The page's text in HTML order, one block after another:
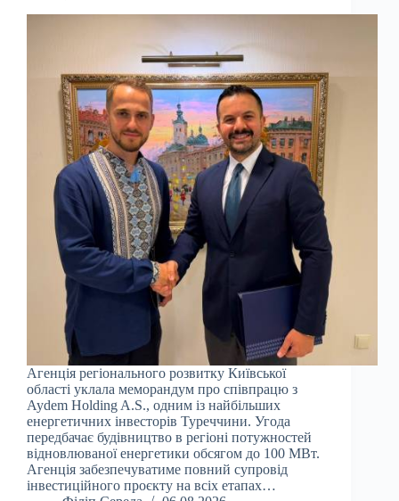
Агенція регіонального розвитку Київської
області уклала меморандум про співпрацю з
Aydem Holding A.S., одним із найбільших
енергетичних інвесторів Туреччини. Угода
передбачає будівництво в регіоні потужностей
відновлюваної енергетики обсягом до 100 МВт.
Агенція забезпечуватиме повний супровід
інвестиційного проєкту на всіх етапах…